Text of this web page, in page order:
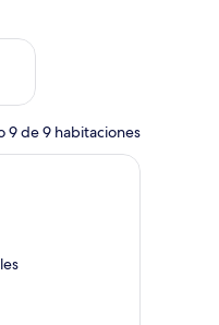
fin de semana ago
9 de 9 habitaciones
de hotel con cama, espejo,